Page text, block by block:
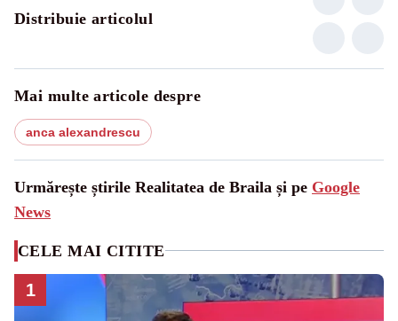
Distribuie articolul
Mai multe articole despre
anca alexandrescu
Urmărește știrile Realitatea de Braila și pe Google
News
CELE MAI CITITE
1